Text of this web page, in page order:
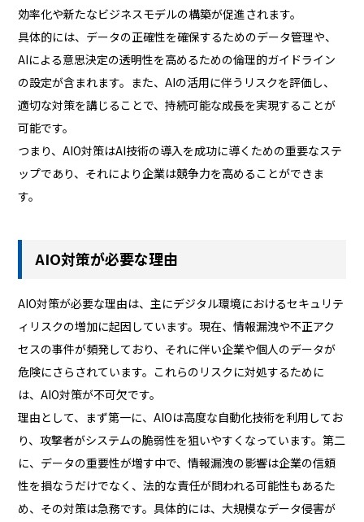
効率化や新たなビジネスモデルの構築が促進されます。
具体的には、データの正確性を確保するためのデータ管理や、
AIによる意思決定の透明性を高めるための倫理的ガイドライン
の設定が含まれます。また、AIの活用に伴うリスクを評価し、
適切な対策を講じることで、持続可能な成長を実現することが
可能です。
つまり、AIO対策はAI技術の導入を成功に導くための重要なステ
ップであり、それにより企業は競争力を高めることができま
す。
AIO対策が必要な理由
AIO対策が必要な理由は、主にデジタル環境におけるセキュリテ
ィリスクの増加に起因しています。現在、情報漏洩や不正アク
セスの事件が頻発しており、それに伴い企業や個人のデータが
危険にさらされています。これらのリスクに対処するために
は、AIO対策が不可欠です。
理由として、まず第一に、AIOは高度な自動化技術を利用してお
り、攻撃者がシステムの脆弱性を狙いやすくなっています。第二
に、データの重要性が増す中で、情報漏洩の影響は企業の信頼
性を損なうだけでなく、法的な責任が問われる可能性もあるた
め、その対策は急務です。具体的には、大規模なデータ侵害が